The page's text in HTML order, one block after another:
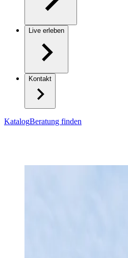
Live erleben
Kontakt
KatalogBeratung finden